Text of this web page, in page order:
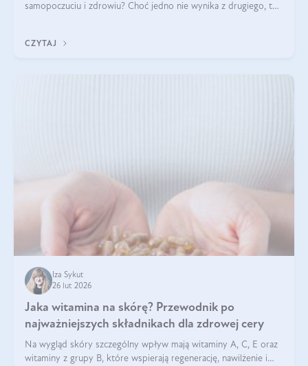
samopoczuciu i zdrowiu? Choć jedno nie wynika z drugiego, to
wyjaśnimy.
CZYTAJ
Iza Sykut
26 lut 2026
Jaka witamina na skórę? Przewodnik po
najważniejszych składnikach dla zdrowej cery
Na wygląd skóry szczególny wpływ mają witaminy A, C, E oraz
witaminy z grupy B, które wspierają regenerację, nawilżenie i